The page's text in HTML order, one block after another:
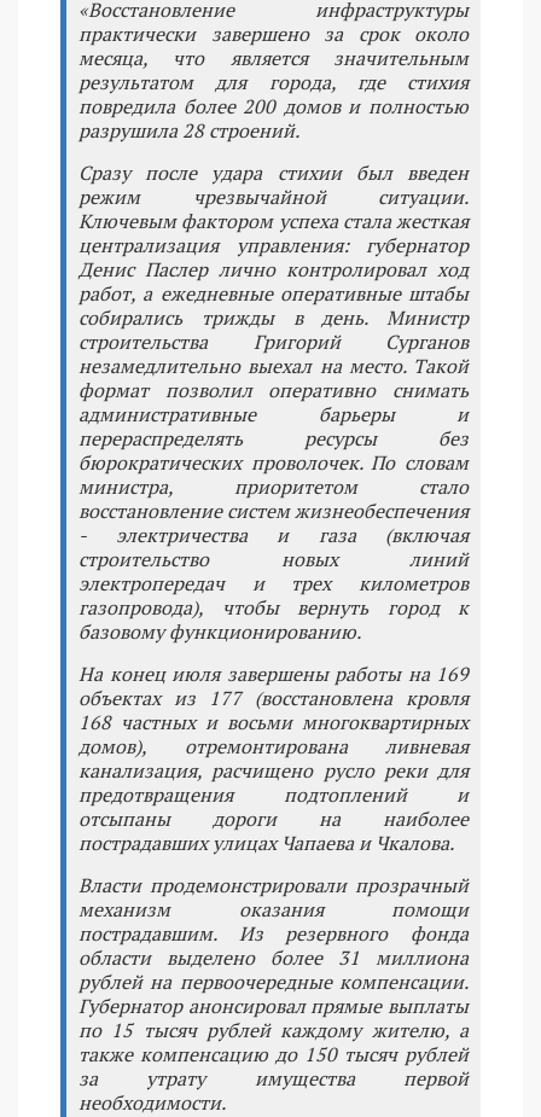
«Восстановление инфраструктуры
практически завершено за срок около
месяца, что является значительным
результатом для города, где стихия
повредила более 200 домов и полностью
разрушила 28 строений.
Сразу после удара стихии был введен
режим чрезвычайной ситуации.
Ключевым фактором успеха стала жесткая
централизация управления: губернатор
Денис Паслер лично контролировал ход
работ, а ежедневные оперативные штабы
собирались трижды в день. Министр
строительства Григорий Сурганов
незамедлительно выехал на место. Такой
формат позволил оперативно снимать
административные барьеры и
перераспределять ресурсы без
бюрократических проволочек. По словам
министра, приоритетом стало
восстановление систем жизнеобеспечения
- электричества и газа (включая
строительство новых линий
электропередач и трех километров
газопровода), чтобы вернуть город к
базовому функционированию.
На конец июля завершены работы на 169
объектах из 177 (восстановлена кровля
168 частных и восьми многоквартирных
домов), отремонтирована ливневая
канализация, расчищено русло реки для
предотвращения подтоплений и
отсыпаны дороги на наиболее
пострадавших улицах Чапаева и Чкалова.
Власти продемонстрировали прозрачный
механизм оказания помощи
пострадавшим. Из резервного фонда
области выделено более 31 миллиона
рублей на первоочередные компенсации.
Губернатор анонсировал прямые выплаты
по 15 тысяч рублей каждому жителю, а
также компенсацию до 150 тысяч рублей
за утрату имущества первой
необходимости.